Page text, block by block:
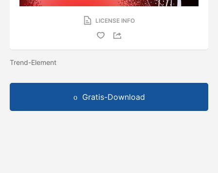
LICENSE INFO
Trend-Element
Gratis-Download